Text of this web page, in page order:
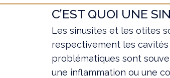
C’EST QUOI UNE
Les sinusites et les otites
respectivement les
problématiques sont
une inflammation ou une